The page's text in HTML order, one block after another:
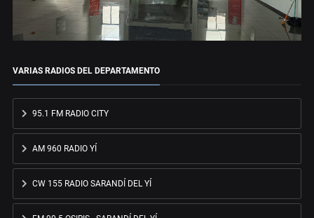
VARIAS RADIOS DEL DEPARTAMENTO
95.1 FM RADIO CITY
AM 960 RADIO YÍ
CW 155 RADIO SARANDÍ DEL YÍ